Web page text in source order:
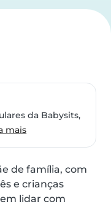
da Babysits,
mais
de família, com
e crianças
lidar com